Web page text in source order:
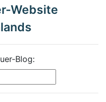
Website
Blog: